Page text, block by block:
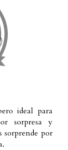
ideal para
sorpresa y
sorprende por